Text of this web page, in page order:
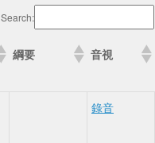
Search:
綱要 音視
錄音